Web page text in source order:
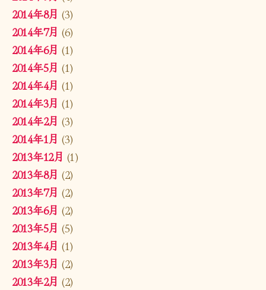
2014年8月 (3)
2014年7月 (6)
2014年6月 (1)
2014年5月 (1)
2014年4月 (1)
2014年3月 (1)
2014年2月 (3)
2014年1月 (3)
2013年12月 (1)
2013年8月 (2)
2013年7月 (2)
2013年6月 (2)
2013年5月 (5)
2013年4月 (1)
2013年3月 (2)
2013年2月 (2)